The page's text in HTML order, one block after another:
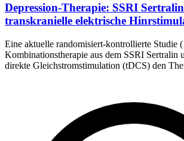
Depression-Therapie: SSRI
transkranielle elektrische Hinrstimulation (tDCS),
Eine aktuelle randomisiert-kontrollierte Studie
Kombinationstherapie aus dem SSRI Sertralin
direkte Gleichstromstimulation (tDCS) den